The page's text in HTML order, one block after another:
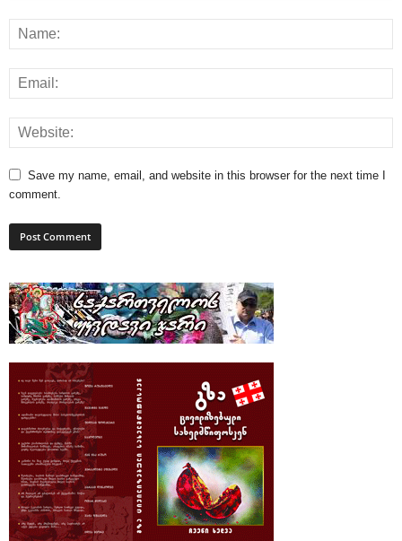
Save my name, email, and website in this browser for the next time I
comment.